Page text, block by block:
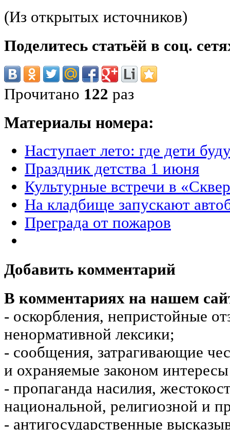
(Из открытых источников)
Поделитесь статьёй в соц.
Прочитано 122 раз
Материалы номера:
Наступает лето: где дети
Праздник детства 1 июня
Культурные встречи в
На кладбище запускают
Преграда от пожаров
Добавить комментарий
В комментариях на нашем
- оскорбления, непристойные
ненормативной лексики;
- сообщения, затрагивающие
и охраняемые законом
- пропаганда насилия,
национальной, религиозной и
- антигосударственные